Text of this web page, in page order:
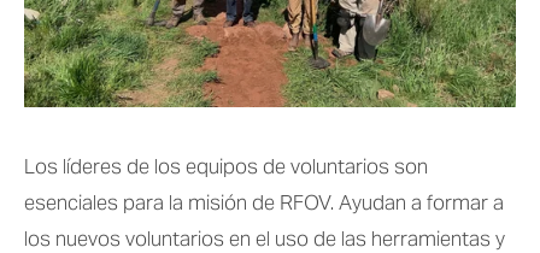
Los líderes de los equipos de voluntarios son
esenciales para la misión de RFOV. Ayudan a formar a
los nuevos voluntarios en el uso de las herramientas y